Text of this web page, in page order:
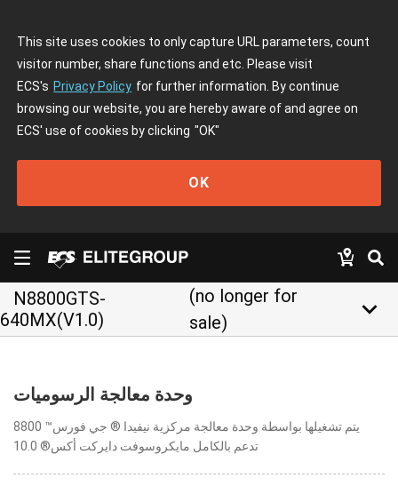
This site uses cookies to only capture URL parameters, count
visitor number, share functions and etc. Please visit
ECS's Privacy Policy for further information. By continue
browsing our website, you are hereby aware of and agree on
ECS' use of cookies by clicking "OK"
OK
N8800GTS-
640MX(V1.0)
(no longer for
sale)
keyboard_arrow_down
وحدة معالجة الرسوميات
يتم تشغيلها بواسطة وحدة معالجة مركزية نيفيدا ® جي فورس™ 8800
تدعم بالكامل مايكروسوفت دايركت أكس® 10.0